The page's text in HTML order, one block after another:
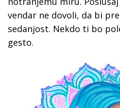
vendar ne dovoli, da bi
sedanjost. Nekdo ti bo
gesto.